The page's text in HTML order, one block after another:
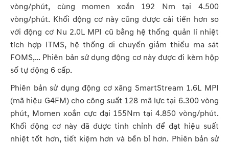
vòng/phút, cùng momen xoắn 192 Nm tại 4.500
vòng/phút. Khối động cơ này cũng được cải tiến hơn so
với động cơ Nu 2.0L MPI cũ bằng hệ thống quản lí nhiệt
tích hợp ITMS, hệ thống di chuyển giảm thiểu ma sát
FOMS,… Phiên bản sử dụng động cơ này được đi kèm hộp
số tự động 6 cấp.
Phiên bản sử dụng động cơ xăng SmartStream 1.6L MPI
(mã hiệu G4FM) cho công suất 128 mã lực tại 6.300 vòng
phút, Momen xoắn cực đại 155Nm tại 4.850 vòng/phút.
Khối động cơ này đã được tinh chỉnh để đạt hiệu suất
nhiệt tốt hơn, tiết kiệm hơn và bền bỉ hơn. Phiên bản sử